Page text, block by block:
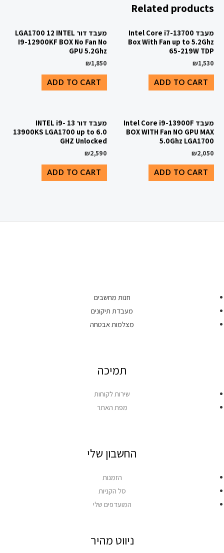
Related products
מעבד Intel Core i7-13700
Box With Fan up to 5.2Ghz
65-219W TDP
₪1,530
ADD TO CART
מעבד דור LGA1700 12 INTEL
I9-12900KF BOX No Fan No
GPU 5.2Ghz
₪1,850
ADD TO CART
מעבד Intel Core i9-13900F
BOX WITH Fan NO GPU MAX
5.0Ghz LGA1700
₪2,050
ADD TO CART
מעבד דור 13 INTEL i9-
13900KS LGA1700 up to 6.0
GHZ Unlocked
₪2,590
ADD TO CART
חנות מחשבים
מעבדת תיקונים
מצלמות אבטחה
תמיכה
שירות לקוחות
מפת האתר
החשבון שלי
הזמנות
סל הקניות
המועדפים שלי
ניווט מהיר